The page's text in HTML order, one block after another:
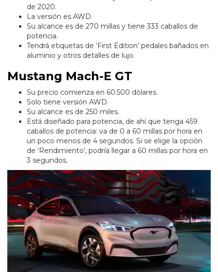
de 2020.
La versión es AWD.
Su alcance es de 270 millas y tiene 333 caballos de
potencia.
Tendrá etiquetas de ‘First Edition’ pedales bañados en
aluminio y otros detalles de lujo.
Mustang Mach-E GT
Su precio comienza en 60.500 dólares.
Solo tiene versión AWD.
Su alcance es de 250 miles.
Está diseñado para potencia, de ahí que tenga 459
caballos de potencia: va de 0 a 60 millas por hora en
un poco menos de 4 segundos. Si se elige la opción
de ‘Rendimiento’, podría llegar a 60 millas por hora en
3 segundos.